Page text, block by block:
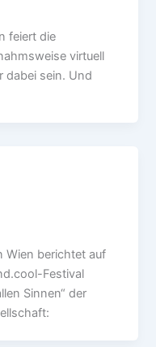
feiert die
virtuell
dabei sein. Und
Wien berichtet auf
Festival
Sinnen“ der